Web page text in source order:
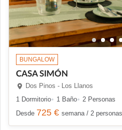
BUNGALOW
CASA SIMÓN
Dos Pinos - Los Llanos
1 Dormitorio
1 Baño
2 Personas
Desde 725 € semana / 2 personas